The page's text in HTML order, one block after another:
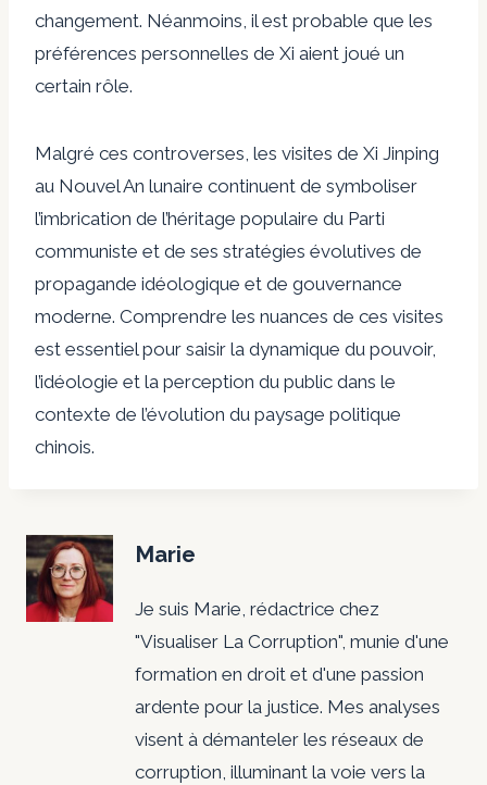
changement. Néanmoins, il est probable que les
préférences personnelles de Xi aient joué un
certain rôle.
Malgré ces controverses, les visites de Xi Jinping
au Nouvel An lunaire continuent de symboliser
l’imbrication de l’héritage populaire du Parti
communiste et de ses stratégies évolutives de
propagande idéologique et de gouvernance
moderne. Comprendre les nuances de ces visites
est essentiel pour saisir la dynamique du pouvoir,
l’idéologie et la perception du public dans le
contexte de l’évolution du paysage politique
chinois.
Marie
Je suis Marie, rédactrice chez
"Visualiser La Corruption", munie d'une
formation en droit et d'une passion
ardente pour la justice. Mes analyses
visent à démanteler les réseaux de
corruption, illuminant la voie vers la